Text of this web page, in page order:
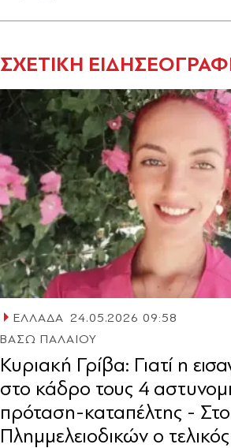
ΣΧΕΤΙΚΗ
ΕΛΛΑΔΑ 24.05.2026 09:58
ΒΑΣΩ ΠΑΛΑΙΟΥ
Κυριακή Γρίβα: Γιατί η
στο κάδρο τους 4
πρόταση-καταπέλτης -
Πλημμελειοδικών ο